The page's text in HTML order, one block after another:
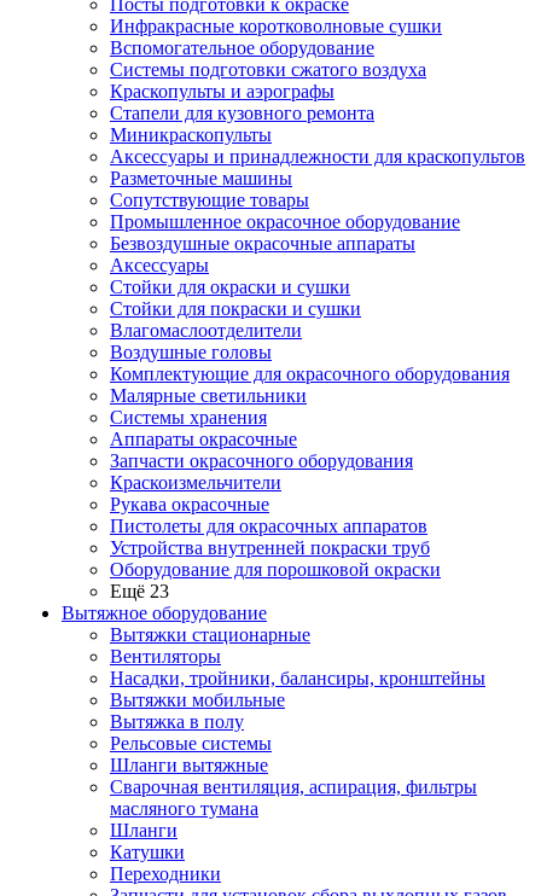
Посты подготовки к окраске
Инфракрасные коротковолновые сушки
Вспомогательное оборудование
Системы подготовки сжатого воздуха
Краскопульты и аэрографы
Стапели для кузовного ремонта
Миникраскопульты
Аксессуары и принадлежности для краскопультов
Разметочные машины
Сопутствующие товары
Промышленное окрасочное оборудование
Безвоздушные окрасочные аппараты
Аксессуары
Стойки для окраски и сушки
Стойки для покраски и сушки
Влагомаслоотделители
Воздушные головы
Комплектующие для окрасочного оборудования
Малярные светильники
Системы хранения
Аппараты окрасочные
Запчасти окрасочного оборудования
Краскоизмельчители
Рукава окрасочные
Пистолеты для окрасочных аппаратов
Устройства внутренней покраски труб
Оборудование для порошковой окраски
Ещё 23
Вытяжное оборудование
Вытяжки стационарные
Вентиляторы
Насадки, тройники, балансиры, кронштейны
Вытяжки мобильные
Вытяжка в полу
Рельсовые системы
Шланги вытяжные
Сварочная вентиляция, аспирация, фильтры
масляного тумана
Шланги
Катушки
Переходники